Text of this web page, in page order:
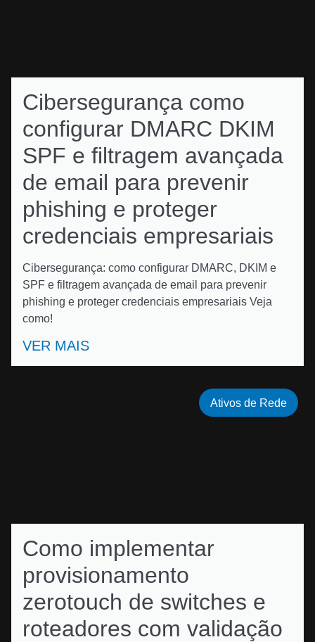
Cibersegurança como
configurar DMARC DKIM
SPF e filtragem avançada
de email para prevenir
phishing e proteger
credenciais empresariais
Cibersegurança: como configurar DMARC, DKIM e
SPF e filtragem avançada de email para prevenir
phishing e proteger credenciais empresariais Veja
como!
VER MAIS
Como implementar
provisionamento
zerotouch de switches e
roteadores com validação
Ativos de Rede